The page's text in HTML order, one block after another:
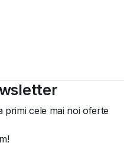
primi cele mai noi oferte